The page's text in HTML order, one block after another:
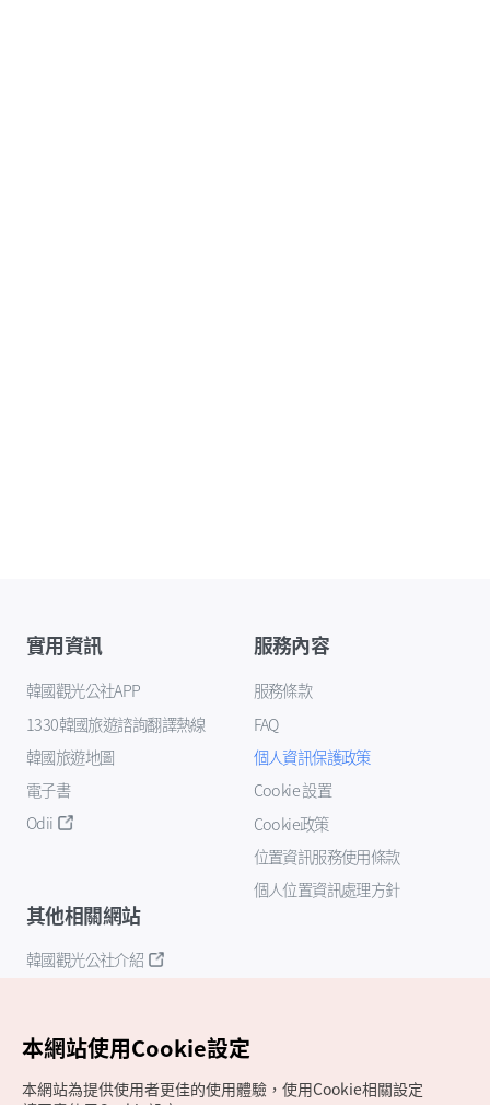
實用資訊
韓國觀光公社APP
1330韓國旅遊諮詢翻譯熱線
韓國旅遊地圖
電子書
Odii
服務內容
服務條款
FAQ
個人資訊保護政策
Cookie 設置
Cookie政策
位置資訊服務使用條款
個人位置資訊處理方針
其他相關網站
韓國觀光公社介紹
本網站使用Cookie設定
本網站為提供使用者更佳的使用體驗，使用Cookie相關設定